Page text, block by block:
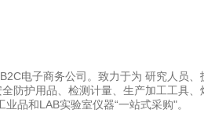
电子商务公司。致力于为 研究人员
防护用品、检测计量、生产加工工具、
品和LAB实验室仪器“一站式采购"。